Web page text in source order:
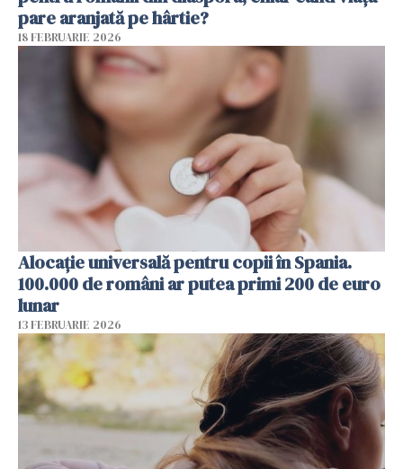
pare aranjată pe hârtie?
18 FEBRUARIE 2026
Alocație universală pentru copii în Spania.
100.000 de români ar putea primi 200 de euro
lunar
13 FEBRUARIE 2026